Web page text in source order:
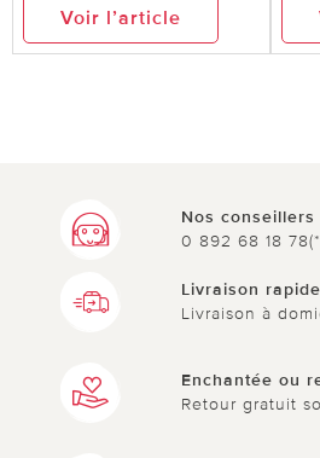
Voir l’article
Nos
0 892 68 18
Livraison
Livraison à
Enchantée ou
Retour gratuit